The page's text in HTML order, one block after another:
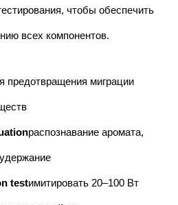
чтобы обеспечить
всех компонентов.
предотвращения миграции
распознавание аромата,
testимитировать 20–100 Вт